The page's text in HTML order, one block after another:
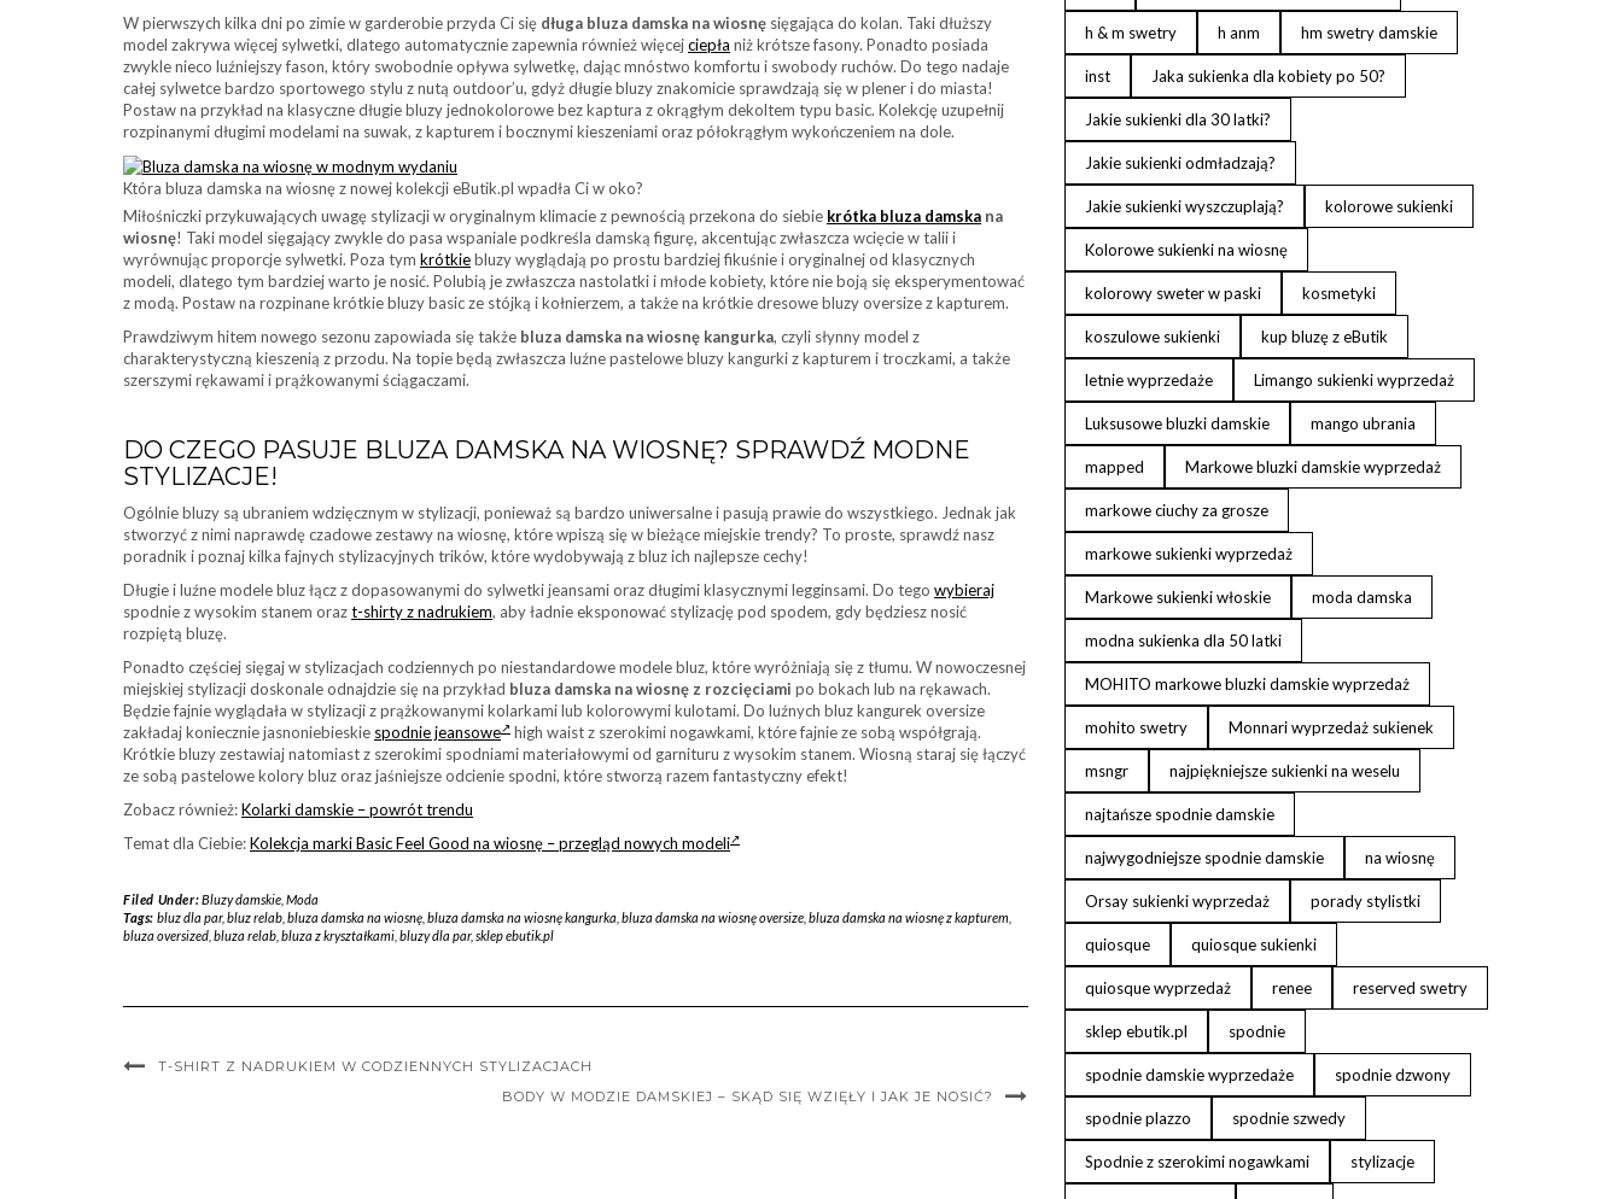
W pierwszych kilka dni po zimie w garderobie przyda Ci się długa bluza damska na wiosnę sięgająca do kolan. Taki dłuższy
model zakrywa więcej sylwetki, dlatego automatycznie zapewnia również więcejciepła niż krótsze fasony. Ponadto posiada
zwykle nieco luźniejszy fason, który swobodnie opływa sylwetkę, dając mnóstwo komfortu i swobody ruchów. Do tego nadaje
całej sylwetce bardzo sportowego stylu z nutą outdoor’u, gdyż długie bluzy znakomicie sprawdzają się w plener i do miasta!
Postaw na przykład na klasyczne długie bluzy jednokolorowe bez kaptura z okrągłym dekoltem typu basic. Kolekcję uzupełnij
rozpinanymi długimi modelami na suwak, z kapturem i bocznymi kieszeniami oraz półokrągłym wykończeniem na dole.
Która bluza damska na wiosnę z nowej kolekcji eButik.pl wpadła Ci w oko?
Miłośniczki przykuwających uwagę stylizacji w oryginalnym klimacie z pewnością przekona do siebie krótka bluza damska na
wiosnę! Taki model sięgający zwykle do pasa wspaniale podkreśla damską figurę, akcentując zwłaszcza wcięcie w talii i
wyrównując proporcje sylwetki. Poza tym krótkiebluzy wyglądają po prostu bardziej fikuśnie i oryginalnej od klasycznych
modeli, dlatego tym bardziej warto je nosić. Polubią je zwłaszcza nastolatki i młode kobiety, które nie boją się eksperymentować
z modą. Postaw na rozpinane krótkie bluzy basic ze stójką i kołnierzem, a także na krótkie dresowe bluzy oversize z kapturem.
Prawdziwym hitem nowego sezonu zapowiada się także bluza damska na wiosnę kangurka, czyli słynny model z
charakterystyczną kieszenią z przodu. Na topie będą zwłaszcza luźne pastelowe bluzy kangurki z kapturem i troczkami, a także
szerszymi rękawami i prążkowanymi ściągaczami.
DO CZEGO PASUJE BLUZA DAMSKA NA WIOSNĘ? SPRAWDŹ MODNE
STYLIZACJE!
Ogólnie bluzy są ubraniem wdzięcznym w stylizacji, ponieważ są bardzo uniwersalne i pasują prawie do wszystkiego. Jednak jak
stworzyć z nimi naprawdę czadowe zestawy na wiosnę, które wpiszą się w bieżące miejskie trendy? To proste, sprawdź nasz
poradnik i poznaj kilka fajnych stylizacyjnych trików, które wydobywają z bluz ich najlepsze cechy!
Długie i luźne modele bluz łącz z dopasowanymi do sylwetki jeansami oraz długimi klasycznymi legginsami. Do tego wybieraj
spodnie z wysokim stanem orazt-shirty z nadrukiem, aby ładnie eksponować stylizację pod spodem, gdy będziesz nosić
rozpiętą bluzę.
Ponadto częściej sięgaj w stylizacjach codziennych po niestandardowe modele bluz, które wyróżniają się z tłumu. W nowoczesnej
miejskiej stylizacji doskonale odnajdzie się na przykład bluza damska na wiosnęz rozcięciami po bokach lub na rękawach.
Będzie fajnie wyglądała w stylizacji z prążkowanymi kolarkami lub kolorowymi kulotami. Do luźnych bluz kangurek oversize
zakładaj koniecznie jasnoniebieskie spodnie jeansowe
high waist z szerokimi nogawkami, które fajnie ze sobą współgrają.
Krótkie bluzy zestawiaj natomiast z szerokimi spodniami materiałowymi od garnituru z wysokim stanem. Wiosną staraj się łączyć
ze sobą pastelowe kolory bluz oraz jaśniejsze odcienie spodni, które stworzą razem fantastyczny efekt!
Zobacz również:Kolarki damskie – powrót trendu
Temat dla Ciebie:Kolekcja marki Basic Feel Good na wiosnę – przegląd nowych modeli
Filed Under:Bluzy damskie, Moda
Tags: bluz dla par, bluz relab, bluza damska na wiosnę, bluza damska na wiosnę kangurka bluza damska na wiosnę oversize, bluza damska na wiosnę z kapturem
bluza oversized bluza relab bluza z kryształkami bluzy dla par, sklep ebutik.pl
T-SHIRT Z NADRUKIEM W CODZIENNYCH STYLIZACJACH
BODY W MODZIE DAMSKIEJ – SKĄD SIĘ WZIĘŁY I JAK JE NOSIĆ?
h & m swetry h anm hm swetry damskie
inst Jaka sukienka dla kobiety po 50?
Jakie sukienki dla 30 latki?
Jakie sukienki odmładzają?
Jakie sukienki wyszczuplają? kolorowe sukienki
Kolorowe sukienki na wiosnę
kolorowy sweter w paski kosmetyki
koszulowe sukienki kup bluzę z eButik
letnie wyprzedaże Limango sukienki wyprzedaż
Luksusowe bluzki damskie mango ubrania
mapped Markowe bluzki damskie wyprzedaż
markowe ciuchy za grosze
markowe sukienki wyprzedaż
Markowe sukienki włoskie moda damska
modna sukienka dla 50 latki
MOHITO markowe bluzki damskie wyprzedaż
mohito swetry Monnari wyprzedaż sukienek
msngr najpiękniejsze sukienki na weselu
najtańsze spodnie damskie
najwygodniejsze spodnie damskie na wiosnę
Orsay sukienki wyprzedaż porady stylistki
quiosque quiosque sukienki
quiosque wyprzedaż renee reserved swetry
sklep ebutik.pl spodnie
spodnie damskie wyprzedaże spodnie dzwony
spodnie plazzo spodnie szwedy
Spodnie z szerokimi nogawkami stylizacje